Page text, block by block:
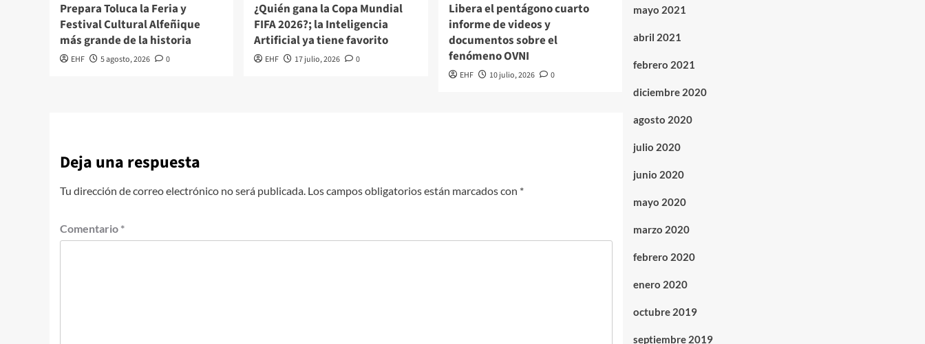
Prepara Toluca la Feria y
Festival Cultural Alfeñique
más grande de la historia
EHF 5 agosto, 2026 0
¿Quién gana la Copa Mundial
FIFA 2026?; la Inteligencia
Artificial ya tiene favorito
EHF 17 julio, 2026 0
Libera el pentágono cuarto
informe de videos y
documentos sobre el
fenómeno OVNI
EHF 10 julio, 2026 0
Deja una respuesta
Tu dirección de correo electrónico no será publicada. Los campos obligatorios están marcados con *
Comentario *
mayo 2021
abril 2021
febrero 2021
diciembre 2020
agosto 2020
julio 2020
junio 2020
mayo 2020
marzo 2020
febrero 2020
enero 2020
octubre 2019
septiembre 2019